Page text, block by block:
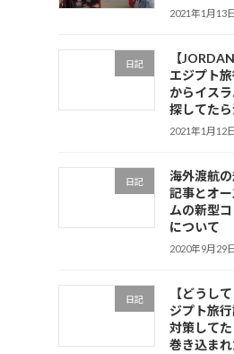
2021年1月13
日記
【
エジプト
からイス
探してた
2021年1月12
日記
海外渡航
記事とオ
ムの新型
について
2020年9月29日
日記
【どうし
ジプト旅
対策して
巻き込ま